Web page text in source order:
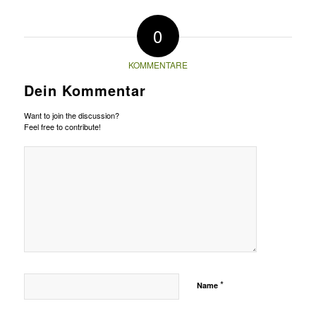
0
KOMMENTARE
Dein Kommentar
Want to join the discussion?
Feel free to contribute!
Name *